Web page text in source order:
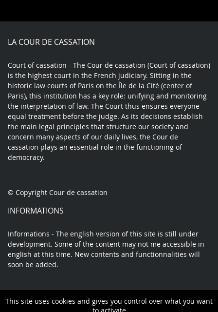
This site uses cookies and gives you control over what you want
to activate
X
FacebookYoutubeLinkedIn
LA COUR DE CASSATION
Court of cassation - The Cour de cassation (Court of cassation)
is the highest court in the French judiciary. Sitting in the
historic law courts of Paris on the Île de la Cité (center of
Paris), this institution has a key role: unifying and monitoring
the interpretation of law. The Court thus ensures everyone
equal treatment before the judge. As its decisions establish
the main legal principles that structure our society and
concern many aspects of our daily lives, the Cour de
cassation plays an essential role in the functioning of
democracy.
© Copyright Cour de cassation
INFORMATIONS
Informations - The english version of this site is still under
development. Some of the content may not me accessible in
english at this time. New contents and functionnalities will
soon be added.
Contact Legal Notice Privacy policy Sitemap